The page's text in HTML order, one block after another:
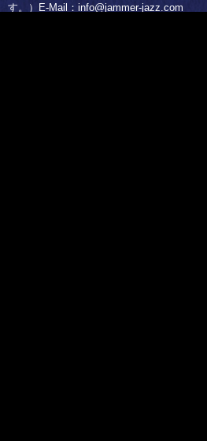
す。）E-Mail： info@jammer-jazz.com